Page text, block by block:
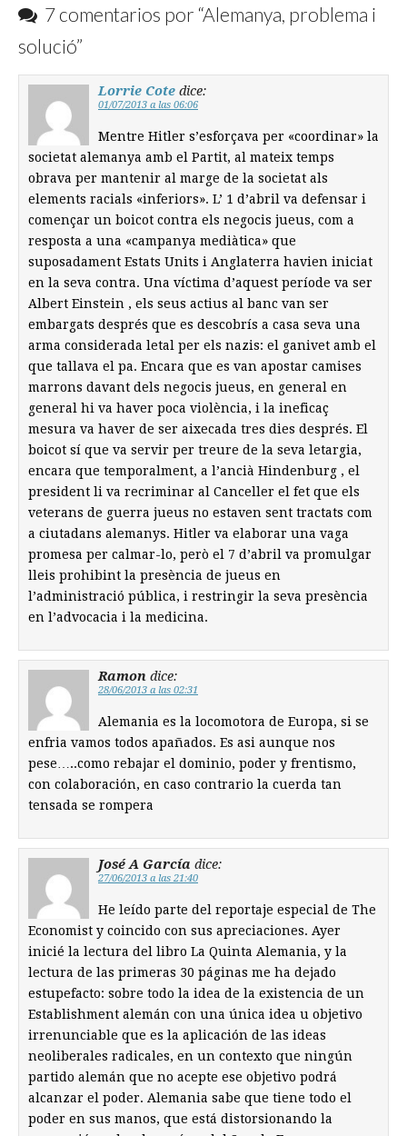
7 comentarios por “Alemanya, problema i
solució”
Lorrie Cote dice:
01/07/2013 a las 06:06
Mentre Hitler s’esforçava per «coordinar» la
societat alemanya amb el Partit, al mateix temps
obrava per mantenir al marge de la societat als
elements racials «inferiors». L’ 1 d’abril va defensar i
començar un boicot contra els negocis jueus, com a
resposta a una «campanya mediàtica» que
suposadament Estats Units i Anglaterra havien iniciat
en la seva contra. Una víctima d’aquest període va ser
Albert Einstein , els seus actius al banc van ser
embargats després que es descobrís a casa seva una
arma considerada letal per els nazis: el ganivet amb el
que tallava el pa. Encara que es van apostar camises
marrons davant dels negocis jueus, en general en
general hi va haver poca violència, i la ineficaç
mesura va haver de ser aixecada tres dies després. El
boicot sí que va servir per treure de la seva letargia,
encara que temporalment, a l’ancià Hindenburg , el
president li va recriminar al Canceller el fet que els
veterans de guerra jueus no estaven sent tractats com
a ciutadans alemanys. Hitler va elaborar una vaga
promesa per calmar-lo, però el 7 d’abril va promulgar
lleis prohibint la presència de jueus en
l’administració pública, i restringir la seva presència
en l’advocacia i la medicina.
Ramon dice:
28/06/2013 a las 02:31
Alemania es la locomotora de Europa, si se
enfria vamos todos apañados. Es asi aunque nos
pese…..como rebajar el dominio, poder y frentismo,
con colaboración, en caso contrario la cuerda tan
tensada se rompera
José A García dice:
27/06/2013 a las 21:40
He leído parte del reportaje especial de The
Economist y coincido con sus apreciaciones. Ayer
inicié la lectura del libro La Quinta Alemania, y la
lectura de las primeras 30 páginas me ha dejado
estupefacto: sobre todo la idea de la existencia de un
Establishment alemán con una única idea u objetivo
irrenunciable que es la aplicación de las ideas
neoliberales radicales, en un contexto que ningún
partido alemán que no acepte ese objetivo podrá
alcanzar el poder. Alemania sabe que tiene todo el
poder en sus manos, que está distorsionando la